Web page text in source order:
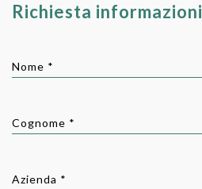
Richiesta informazioni
Nome *
Cognome *
Azienda *